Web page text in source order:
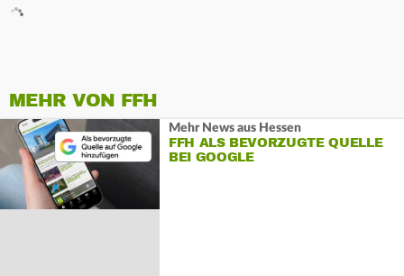
MEHR VON FFH
Mehr News aus Hessen
FFH ALS BEVORZUGTE QUELLE
BEI GOOGLE